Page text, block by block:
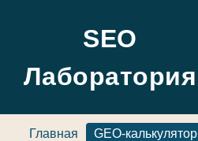
SEO
Лаборатория
Главная GEO-калькулятор